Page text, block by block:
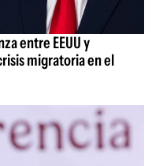
entre EEUU y
migratoria en el